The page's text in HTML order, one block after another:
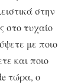
στην
στο τυχαίο
με ποιο
και ποιο
τώρα, ο